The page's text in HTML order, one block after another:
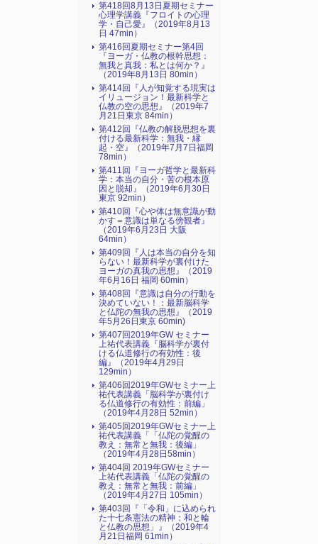
第418回8月13日夏期セミナー
心理学講義『フロイトの心理
学・自己愛』（2019年8月13
日 47min）
第416回夏期セミナー第4回
『ヨーガ・仏教の根幹思想：
無我と真我：私とは何か？』
（2019年8月13日 80min）
第414回『人が知覚する現実は
イリュージョン！最新科学と
仏教の空の思想』（2019年7
月21日東京 84min）
第412回『仏教の解脱思想を裏
付ける最新科学：無我・縁
起・空』（2019年7月7日福岡
78min）
第411回『ヨーガ哲学と最新科
学：本当の自分・苦の根本原
因と脱却』（2019年6月30日
東京 92min）
第410回『心や体は無意識が動
かす＝意識は単なる傍観者』
（2019年6月23日 大阪
64min）
第409回『人は本当の自分を知
らない！最新科学が裏付けた
ヨーガの真我の思想』（2019
年6月16日 福岡 60min）
第408回『意識は自分の行動を
決めていない！：最新脳科学
と仏陀の無我の思想』（2019
年5月26日東京 60min)
第407回2019年GW セミナー
上祐代表講義『脳科学が裏付
ける仏道修行の有効性：後
編』（2019年4月29日
129min）
第406回2019年GWセミナー上
祐代表講義「脳科学が裏付け
る仏道修行の有効性：前編」
（2019年4月28日 52min）
第405回2019年GWセミナー上
祐代表講義「「仏陀の覚醒の
教え：無常と無我：後編」
（2019年4月28日58min）
第404回 2019年GWセミナー
上祐代表講義「仏陀の覚醒の
教え：無常と無我：前編」
（2019年4月27日 105min）
第403回『「令和」に込められ
た十七条憲法の精神：和と輪
と仏教の思想」』（2019年4
月21日福岡 61min）